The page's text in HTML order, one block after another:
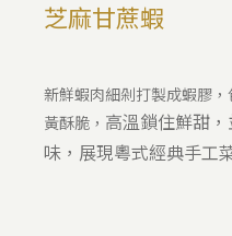
芝麻甘蔗蝦
新鮮蝦肉細剁打製成蝦膠
黃酥脆， 高溫鎖住鮮甜
味，展現粵式經典手工